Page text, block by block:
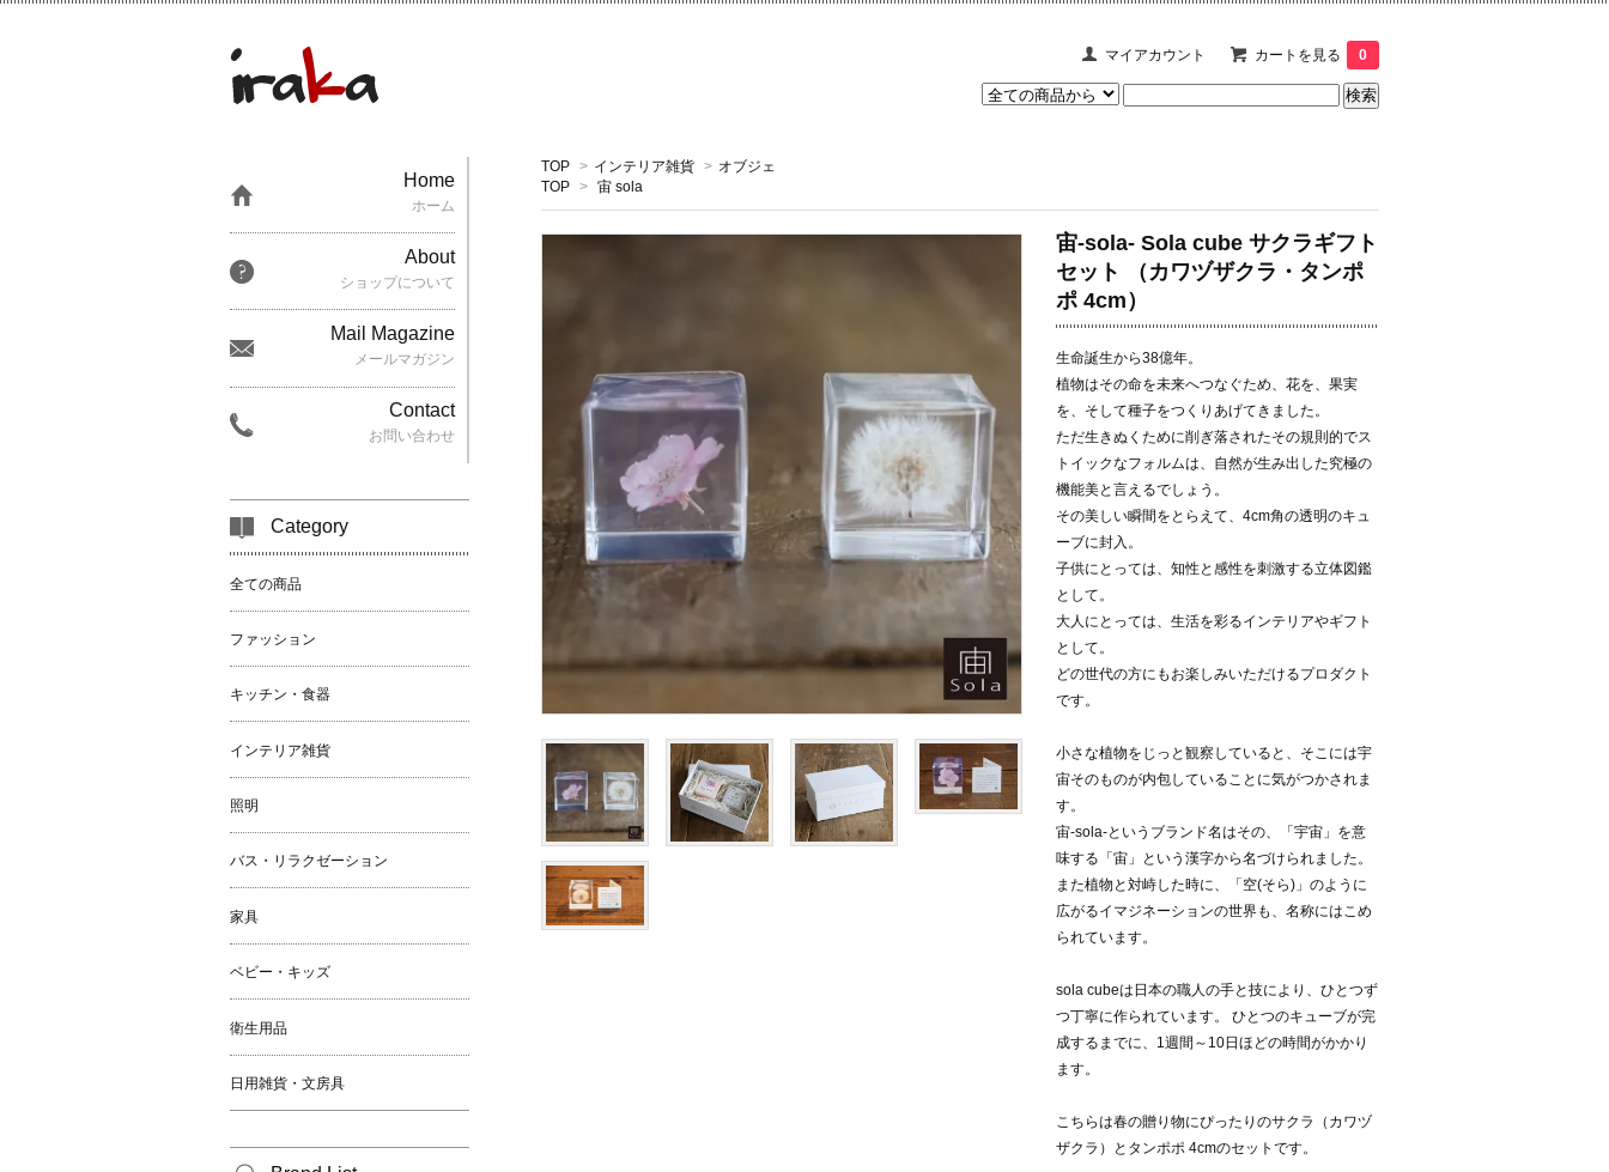
マイアカウント カートを見る 0
TOP > インテリア雑貨 > オブジェ
TOP > 宙 sola
宙-sola- Sola cube サクラギフト
セット （カワヅザクラ・タンポ
ポ 4cm）
生命誕生から38億年。
植物はその命を未来へつなぐため、花を、果実
を、そして種子をつくりあげてきました。
ただ生きぬくために削ぎ落されたその規則的でス
トイックなフォルムは、自然が生み出した究極の
機能美と言えるでしょう。
その美しい瞬間をとらえて、4cm角の透明のキュ
ーブに封入。
子供にとっては、知性と感性を刺激する立体図鑑
として。
大人にとっては、生活を彩るインテリアやギフト
として。
どの世代の方にもお楽しみいただけるプロダクト
です。
小さな植物をじっと観察していると、そこには宇
宙そのものが内包していることに気がつかされま
す。
宙-sola-というブランド名はその、「宇宙」を意
味する「宙」という漢字から名づけられました。
また植物と対峙した時に、「空(そら)」のように
広がるイマジネーションの世界も、名称にはこめ
られています。
sola cubeは日本の職人の手と技により、ひとつず
つ丁寧に作られています。 ひとつのキューブが完
成するまでに、1週間～10日ほどの時間がかかり
ます。
こちらは春の贈り物にぴったりのサクラ（カワヅ
ザクラ）とタンポポ 4cmのセットです。
Home
ホーム
About
ショップについて
Mail Magazine
メールマガジン
Contact
お問い合わせ
Category
全ての商品
ファッション
キッチン・食器
インテリア雑貨
照明
バス・リラクゼーション
家具
ベビー・キッズ
衛生用品
日用雑貨・文房具